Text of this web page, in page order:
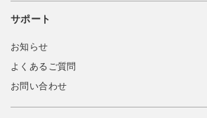
サポート
お知らせ
よくあるご質問
お問い合わせ